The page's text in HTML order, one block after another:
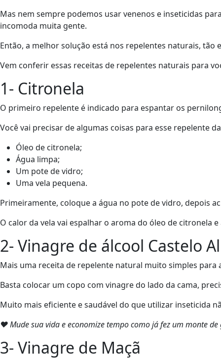
Mas nem sempre podemos usar venenos e inseticidas
incomoda muita gente.
Então, a melhor solução está nos repelentes naturais,
Vem conferir essas receitas de repelentes naturais para
1- Citronela
O primeiro repelente é indicado para espantar os
Você vai precisar de algumas coisas para esse repelente
Óleo de citronela;
Água limpa;
Um pote de vidro;
Uma vela pequena.
Primeiramente, coloque a água no pote de vidro, depois
O calor da vela vai espalhar o aroma do óleo de citronela
2- Vinagre de álcool Castelo
Mais uma receita de repelente natural muito simples
Basta colocar um copo com vinagre do lado da cama,
Muito mais eficiente e saudável do que utilizar inseticida
❤ Mude sua vida e economize tempo como já fez um monte
3- Vinagre de Maçã